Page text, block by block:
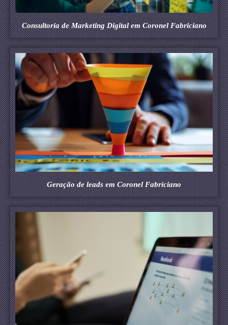
Consultoria de Marketing Digital em Coronel Fabriciano
Geração de leads em Coronel Fabriciano